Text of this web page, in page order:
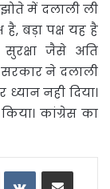
में दलाली ली
बड़ा पक्ष यह है
जैसे अति
ने दलाली
नही दिया।
कांग्रेस का
VKontakteShare via Email